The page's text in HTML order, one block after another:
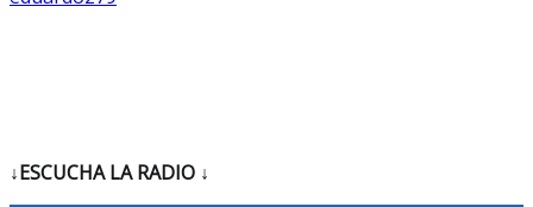
↓ESCUCHA LA RADIO ↓